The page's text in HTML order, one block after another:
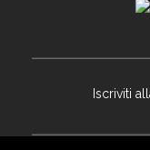
Iscriviti